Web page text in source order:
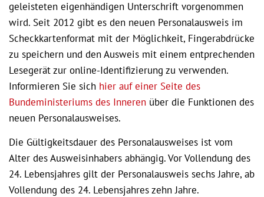
geleisteten eigenhändigen Unterschrift vorgenommen
wird. Seit 2012 gibt es den neuen Personalausweis im
Scheckkartenformat mit der Möglichkeit, Fingerabdrücke
zu speichern und den Ausweis mit einem entprechenden
Lesegerät zur online-Identifizierung zu verwenden.
Informieren Sie sich hier auf einer Seite des
Bundeministeriums des Inneren über die Funktionen des
neuen Personalausweises.
Die Gültigkeitsdauer des Personalausweises ist vom
Alter des Ausweisinhabers abhängig. Vor Vollendung des
24. Lebensjahres gilt der Personalausweis sechs Jahre, ab
Vollendung des 24. Lebensjahres zehn Jahre.